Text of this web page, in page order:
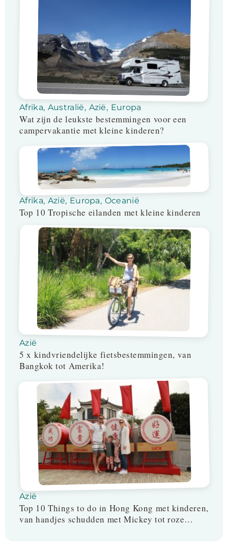
Afrika, Australië, Azië, Europa
Wat zijn de leukste bestemmingen voor een
campervakantie met kleine kinderen?
Afrika, Azië, Europa, Oceanië
Top 10 Tropische eilanden met kleine kinderen
Azië
5 x kindvriendelijke fietsbestemmingen, van
Bangkok tot Amerika!
Azië
Top 10 Things to do in Hong Kong met kinderen,
van handjes schudden met Mickey tot roze